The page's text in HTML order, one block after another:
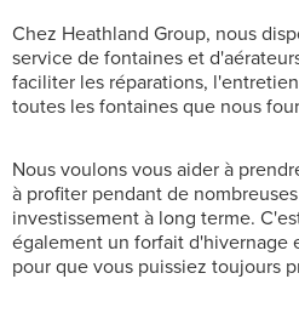
Chez Heathland Group, nous
service de fontaines et
faciliter les réparations,
toutes les fontaines que nous
Nous voulons vous aider à
à profiter pendant de
investissement à long terme.
également un forfait d'hivernage
pour que vous puissiez toujours